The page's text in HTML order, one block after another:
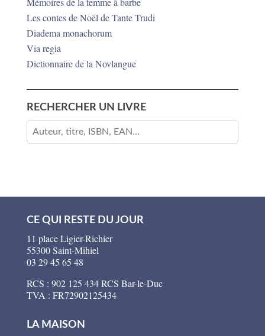
Les contes de Noël de Tante Trudi
Diadema monachorum
Via regia
Dictionnaire de la Novlangue
RECHERCHER UN LIVRE
CE QUI RESTE DU JOUR
11 place Ligier-Richier
55300 Saint-Mihiel
03 29 45 65 48
RCS : 902 125 434 RCS Bar-le-Duc
TVA : FR72902125434
LA MAISON